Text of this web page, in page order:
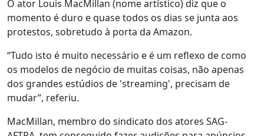
O ator Louis MacMillan (nome artístico) diz que o
momento é duro e quase todos os dias se junta aos
protestos, sobretudo à porta da Amazon.
“Tudo isto é muito necessário e é um reflexo de como
os modelos de negócio de muitas coisas, não apenas
dos grandes estúdios de 'streaming', precisam de
mudar”, referiu.
MacMillan, membro do sindicato dos atores SAG-